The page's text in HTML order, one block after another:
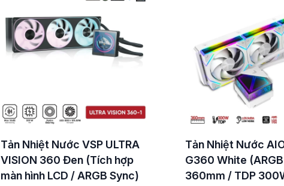
Tản Nhiệt Nước VSP ULTRA
VISION 360 Đen (Tích hợp
màn hình LCD / ARGB Sync)
Tản Nhiệt Nước
G360 White
360mm / TDP